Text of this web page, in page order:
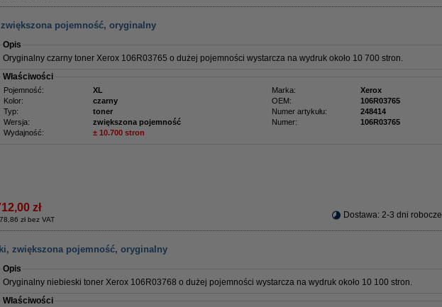
zwiększona pojemność, oryginalny
Opis
Oryginalny czarny toner Xerox 106R03765 o dużej pojemności wystarcza na wydruk około 10 700 stron.
Właściwości
Pojemność: XL Marka:
Xerox
Kolor:
czarny OEM:
106R03765
Typ:
toner Numer artykułu:
248414
Wersja:
zwiększona pojemność Numer:
106R03765
Wydajność:
± 10.700 stron
zł
zł bez VAT Dostawa: 2-3 dni robocze
zwiększona pojemność, oryginalny
Opis
Oryginalny niebieski toner Xerox 106R03768 o dużej pojemności wystarcza na wydruk około 10 100 stron.
Właściwości